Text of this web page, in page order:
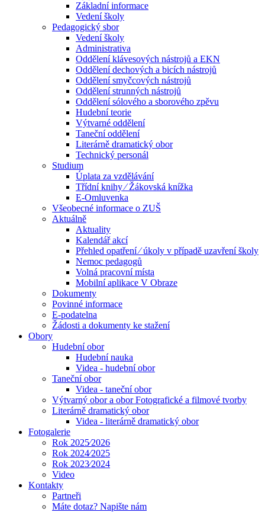
Základní informace
Vedení školy
Pedagogický sbor
Vedení školy
Administrativa
Oddělení klávesových nástrojů a EKN
Oddělení dechových a bicích nástrojů
Oddělení smyčcových nástrojů
Oddělení strunných nástrojů
Oddělení sólového a sborového zpěvu
Hudební teorie
Výtvarné oddělení
Taneční oddělení
Literárně dramatický obor
Technický personál
Studium
Úplata za vzdělávání
Třídní knihy ⁄ Žákovská knížka
E-Omluvenka
Všeobecné informace o ZUŠ
Aktuálně
Aktuality
Kalendář akcí
Přehled opatření ⁄ úkoly v případě uzavření školy
Nemoc pedagogů
Volná pracovní místa
Mobilní aplikace V Obraze
Dokumenty
Povinné informace
E-podatelna
Žádosti a dokumenty ke stažení
Obory
Hudební obor
Hudební nauka
Videa - hudební obor
Taneční obor
Videa - taneční obor
Výtvarný obor a obor Fotografické a filmové tvorby
Literárně dramatický obor
Videa - literárně dramatický obor
Fotogalerie
Rok 2025⁄2026
Rok 2024⁄2025
Rok 2023⁄2024
Video
Kontakty
Partneři
Máte dotaz? Napište nám